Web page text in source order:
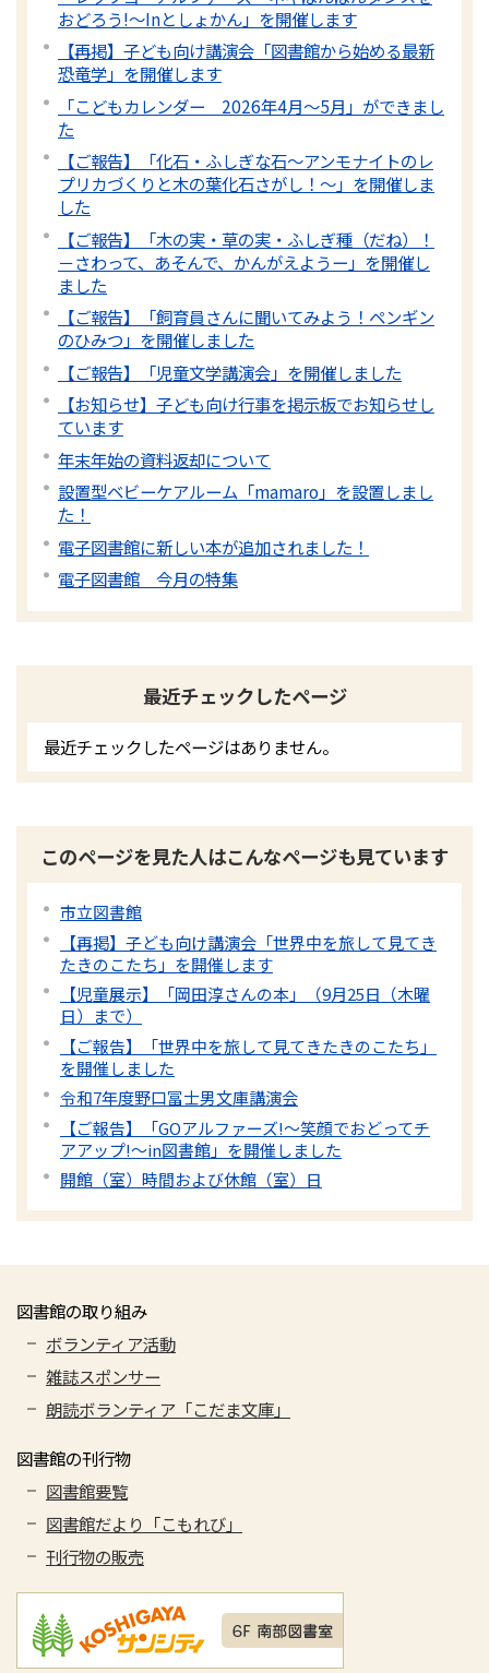
おどろう!～Inとしょかん」を開催します
【再掲】子ども向け講演会「図書館から始める最新
恐竜学」を開催します
「こどもカレンダー 2026年4月～5月」ができまし
た
【ご報告】「化石・ふしぎな石～アンモナイトのレ
プリカづくりと木の葉化石さがし！～」を開催しま
した
【ご報告】「木の実・草の実・ふしぎ種（だね）！
－さわって、あそんで、かんがえようー」を開催し
ました
【ご報告】「飼育員さんに聞いてみよう！ペンギン
のひみつ」を開催しました
【ご報告】「児童文学講演会」を開催しました
【お知らせ】子ども向け行事を掲示板でお知らせし
ています
年末年始の資料返却について
設置型ベビーケアルーム「mamaro」を設置しまし
た！
電子図書館に新しい本が追加されました！
電子図書館 今月の特集
最近チェックしたページ
最近チェックしたページはありません。
このページを見た人はこんなページも見ています
市立図書館
【再掲】子ども向け講演会「世界中を旅して見てき
たきのこたち」を開催します
【児童展示】「岡田淳さんの本」（9月25日（木曜
日）まで）
【ご報告】「世界中を旅して見てきたきのこたち」
を開催しました
令和7年度野口冨士男文庫講演会
【ご報告】「GOアルファーズ!～笑顔でおどってチ
アアップ!～in図書館」を開催しました
開館（室）時間および休館（室）日
図書館の取り組み
ボランティア活動
雑誌スポンサー
朗読ボランティア「こだま文庫」
図書館の刊行物
図書館要覧
図書館だより「こもれび」
刊行物の販売